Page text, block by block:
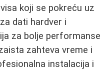
koji se pokreću uz
dati hardver i
za bolje performanse
zahteva vreme i
instalacija i